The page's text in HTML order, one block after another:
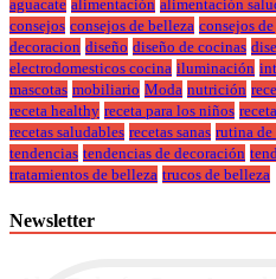
aguacate alimentación alimentación
consejos consejos de belleza consejos
decoracion diseño diseño de cocinas
electrodomesticos cocina iluminación
mascotas mobiliario Moda nutrición
receta healthy receta para los niños
recetas saludables recetas sanas rutina de
tendencias tendencias de decoración
tratamientos de belleza trucos de belleza
Newsletter